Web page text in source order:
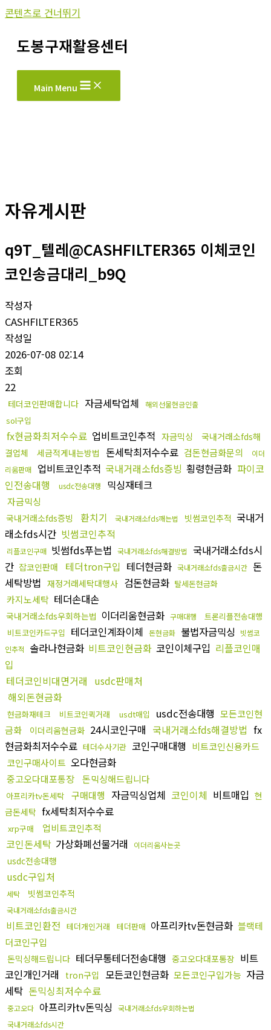
콘텐츠로 건너뛰기
도봉구재활용센터
Main Menu
자유게시판
q9T_텔레@CASHFILTER365 이체코인
코인송금대리_b9Q
작성자
CASHFILTER365
작성일
2026-07-08 02:14
조회
22
테더코인판매합니다 자금세탁업체 해외선물현금인출
sol구입
fx현금화최저수수료 업비트코인추적 자금믹싱
국내거래소fds해
결업체
세금적게내는방법 돈세탁최저수수료 검돈현금화문의
이더
리움판매
업비트코인추적 국내거래소fds증빙 횡령현금화 파이코
인전송대행
usdc전송대행 믹싱재테크
자금믹싱
국내거래소fds증빙 환치기 국내거래소fds깨는법 빗썸코인추적 국내거
래소fds시간 빗썸코인추적
리플코인구매 빗썸fds푸는법 국내거래소fds해결방법
국내거래소fds시
간 잡코인판매 테더tron구입 테더현금화 국내거래소fds출금시간 돈
세탁방법 재정거래세탁대행사 검돈현금화 탈세돈현금화
카지노세탁 테더손대손
국내거래소fds우회하는법 이더리움현금화 구매대행
트론리플전송대행
비트코인카드구입
테더코인계좌이체 돈현금화 불법자금믹싱
빗썸코
인추적
솔라나현금화 비트코인현금화 코인이체구입 리플코인매
입
테더코인비대면거래 usdc판매처
해외돈현금화
현금화재테크 비트코인퀵거래 usdt매입 usdc전송대행 모든코인현
금화
이더리움현금화 24시코인구매 국내거래소fds해결방법 fx
현금화최저수수료 테더수사기관 코인구매대행 비트코인신용카드
코인구매사이트 오다현금화
중고오다대포통장 돈믹싱해드립니다
아프리카tv돈세탁 구매대행 자금믹싱업체 코인이체 비트매입 현
금돈세탁 fx세탁최저수수료
xrp구매 업비트코인추적
코인돈세탁 가상화폐선물거래 이더리움사는곳
usdc전송대행
usdc구입처
세탁 빗썸코인추적
국내거래소fds출금시간
비트코인환전 테더개인거래 테더판매 아프리카tv돈현금화 블랙테
더코인구입
돈믹싱해드립니다 테더무통테더전송대행 중고오다대포통장 비트
코인개인거래
tron구입 모든코인현금화 모든코인구입가능 자금
세탁 돈믹싱최저수수료
중고오다 아프리카tv돈믹싱
국내거래소fds우회하는법
국내거래소fds시간